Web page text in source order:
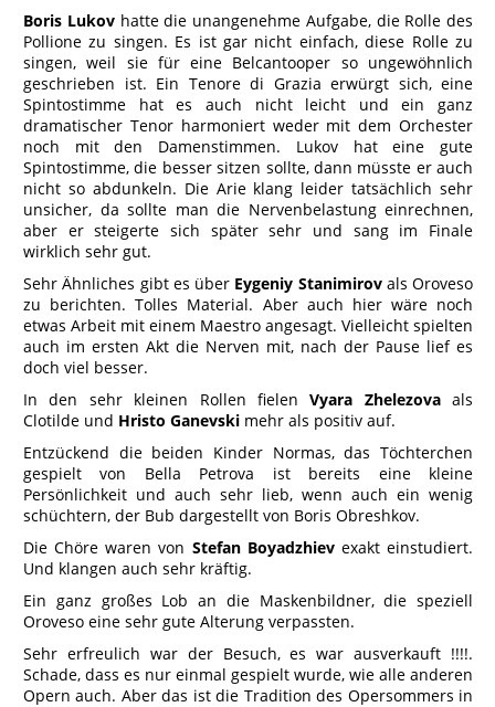
Boris Lukovhatte die unangenehme Aufgabe, die Rolle des
Pollione zu singen. Es ist gar nicht einfach, diese Rolle zu
singen, weil sie für eine Belcantooper so ungewöhnlich
geschrieben ist. Ein Tenore di Grazia erwürgt sich, eine
Spintostimme hat es auch nicht leicht und ein ganz
dramatischer Tenor harmoniert weder mit dem Orchester
noch mit den Damenstimmen. Lukov hat eine gute
Spintostimme, die besser sitzen sollte, dann müsste er auch
nicht so abdunkeln. Die Arie klang leider tatsächlich sehr
unsicher, da sollte man die Nervenbelastung einrechnen,
aber er steigerte sich später sehr und sang im Finale
wirklich sehr gut.
Sehr Ähnliches gibt es über Eygeniy Stanimirovals Oroveso
zu berichten. Tolles Material. Aber auch hier wäre noch
etwas Arbeit mit einem Maestro angesagt. Vielleicht spielten
auch im ersten Akt die Nerven mit, nach der Pause lief es
doch viel besser.
In den sehr kleinen Rollen fielenVyara Zhelezovaals
Clotilde und Hristo Ganevski mehr als positiv auf.
Entzückend die beiden Kinder Normas, das Töchterchen
gespielt von Bella Petrova ist bereits eine kleine
Persönlichkeit und auch sehr lieb, wenn auch ein wenig
schüchtern, der Bub dargestellt von Boris Obreshkov.
Die Chöre waren von Stefan Boyadzhievexakt einstudiert.
Und klangen auch sehr kräftig.
Ein ganz großes Lob an die Maskenbildner, die speziell
Oroveso eine sehr gute Alterung verpassten.
Sehr erfreulich war der Besuch, es war ausverkauft !!!!.
Schade, dass es nur einmal gespielt wurde, wie alle anderen
Opern auch. Aber das ist die Tradition des Opersommers in